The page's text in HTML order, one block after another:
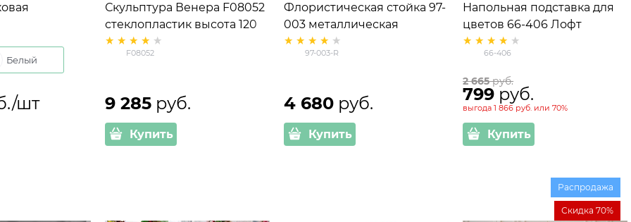
Белый
шт
Скульптура Венера F08052
стеклопластик высота 120
см
F08052
9 285 руб.
Купить
Флористическая стойка 97-
003 металлическая
97-003-R
4 680 руб.
Купить
Напольная подставка для
цветов 66-406 Лофт
D=22см
66-406
2 665 руб.
799 руб.
выгода1 866 руб. или70%
Купить
Распродажа
Скидка 70%